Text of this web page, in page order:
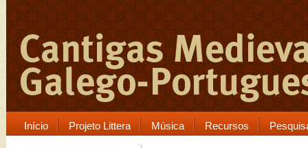
Início Projeto Littera Música Recursos